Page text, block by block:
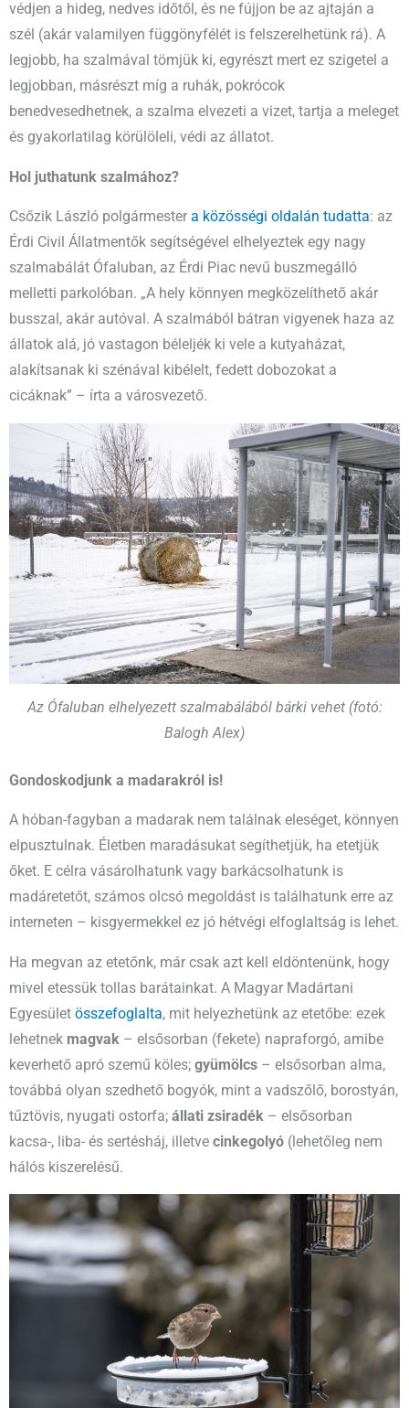
védjen a hideg, nedves időtől, és ne fújjon be az ajtaján a
szél (akár valamilyen függönyfélét is felszerelhetünk rá). A
legjobb, ha szalmával tömjük ki, egyrészt mert ez szigetel a
legjobban, másrészt míg a ruhák, pokrócok
benedvesedhetnek, a szalma elvezeti a vizet, tartja a meleget
és gyakorlatilag körülöleli, védi az állatot.
Hol juthatunk szalmához?
Csőzik László polgármester a közösségi oldalán tudatta: az
Érdi Civil Állatmentők segítségével elhelyeztek egy nagy
szalmabálát Ófaluban, az Érdi Piac nevű buszmegálló
melletti parkolóban. „A hely könnyen megközelíthető akár
busszal, akár autóval. A szalmából bátran vigyenek haza az
állatok alá, jó vastagon béleljék ki vele a kutyaházat,
alakítsanak ki szénával kibélelt, fedett dobozokat a
cicáknak” – írta a városvezető.
Az Ófaluban elhelyezett szalmabálából bárki vehet (fotó:
Balogh Alex)
Gondoskodjunk a madarakról is!
A hóban-fagyban a madarak nem találnak eleséget, könnyen
elpusztulnak. Életben maradásukat segíthetjük, ha etetjük
őket. E célra vásárolhatunk vagy barkácsolhatunk is
madáretetőt, számos olcsó megoldást is találhatunk erre az
interneten – kisgyermekkel ez jó hétvégi elfoglaltság is lehet.
Ha megvan az etetőnk, már csak azt kell eldöntenünk, hogy
mivel etessük tollas barátainkat. A Magyar Madártani
Egyesület összefoglalta, mit helyezhetünk az etetőbe: ezek
lehetnek magvak – elsősorban (fekete) napraforgó, amibe
keverhető apró szemű köles; gyümölcs – elsősorban alma,
továbbá olyan szedhető bogyók, mint a vadszőlő, borostyán,
tűztövis, nyugati ostorfa; állati zsiradék – elsősorban
kacsa-, liba- és sertésháj, illetve cinkegolyó (lehetőleg nem
hálós kiszerelésű.